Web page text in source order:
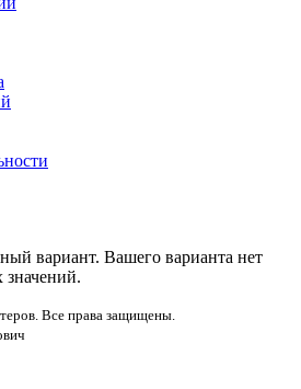
вариант. Вашего варианта нет
значений.
Все права защищены.